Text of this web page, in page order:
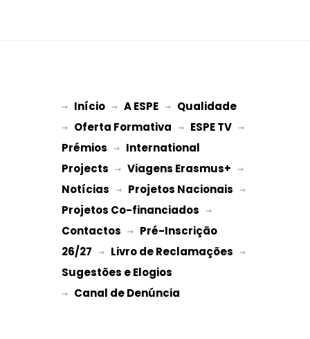
→ Início → A ESPE → Qualidade
→ Oferta Formativa → ESPE TV
Prémios → International
Projects → Viagens Erasmus+
Notícias → Projetos Nacionais
Projetos Co-financiados
Contactos → Pré-Inscrição
26/27 → Livro de Reclamações
Sugestões e Elogios
→